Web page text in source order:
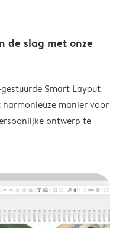
de slag met onze
Smart Layout
manier voor
ontwerp te